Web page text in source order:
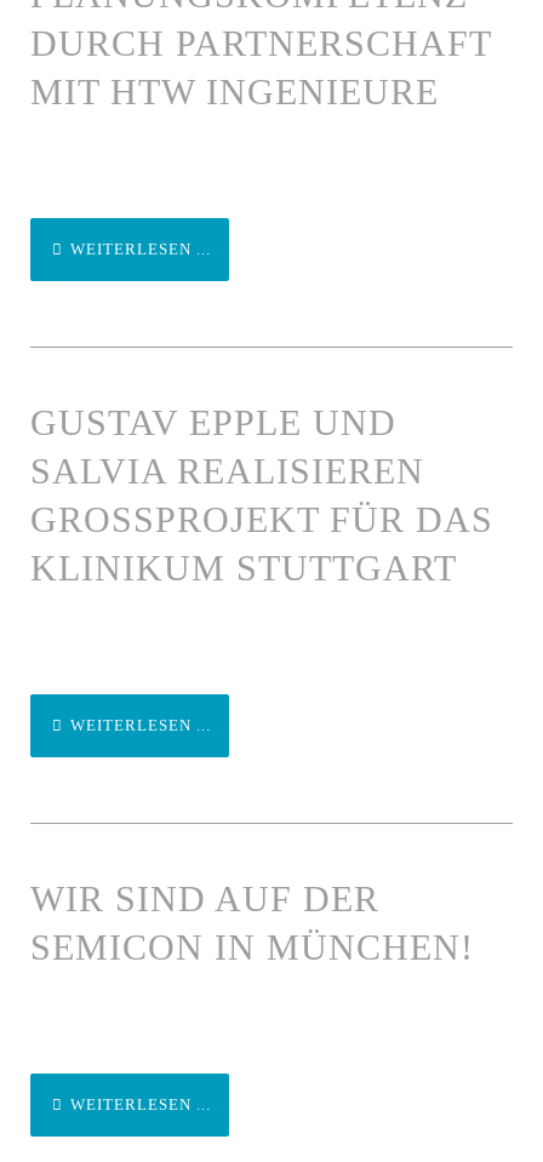
DURCH PARTNERSCHAFT
MIT HTW INGENIEURE
WEITERLESEN ...
GUSTAV EPPLE UND
SALVIA REALISIEREN
GROSSPROJEKT FÜR DAS K
LINIKUM STUTTGART
WEITERLESEN ...
WIR SIND AUF DER
SEMICON IN MÜNCHEN!
WEITERLESEN ...